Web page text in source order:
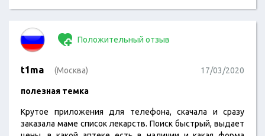
Положительный отзыв
t1ma (Москва) 17/03/2020
полезная темка
Крутое приложения для телефона, скачала и сразу
заказала маме список лекарств. Поиск быстрый, выдает